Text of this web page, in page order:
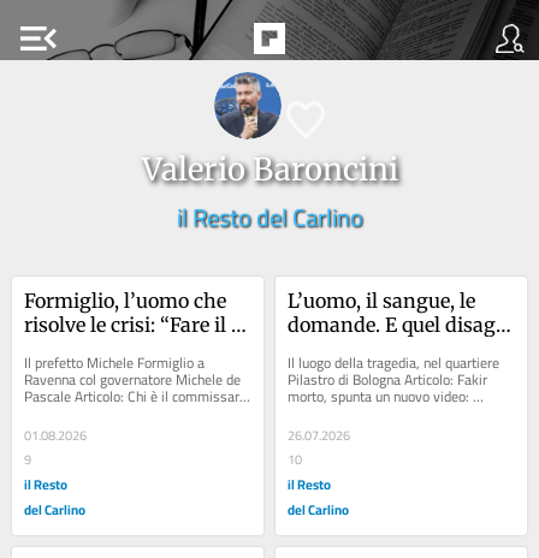
menu_open
Valerio Baroncini
il Resto del Carlino
Formiglio, l’uomo che
risolve le crisi: “Fare il
missione”
Il prefetto Michele Formiglio a
Ravenna col governatore Michele de
Pascale Articolo: Chi è il commissario
01.08.2026
9
il Resto
del Carlino
L’uomo, il sangue, le
domande. E quel disagio
diamo risposta
Il luogo della tragedia, nel quartiere
Pilastro di Bologna Articolo: Fakir
morto, spunta un nuovo video:
chiazza di sangue sotto la testa
Articolo:...
26.07.2026
10
il Resto
del Carlino